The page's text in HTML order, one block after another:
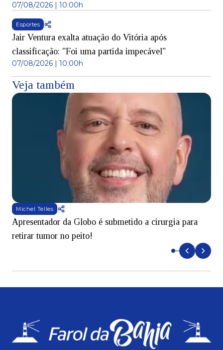
07/08/2026 | 10:00h
Esportes
Jair Ventura exalta atuação do Vitória após
classificação: "Foi uma partida impecável"
07/08/2026 | 10:00h
Veja também
Michel Telles
Apresentador da Globo é submetido a cirurgia para
retirar tumor no peito!